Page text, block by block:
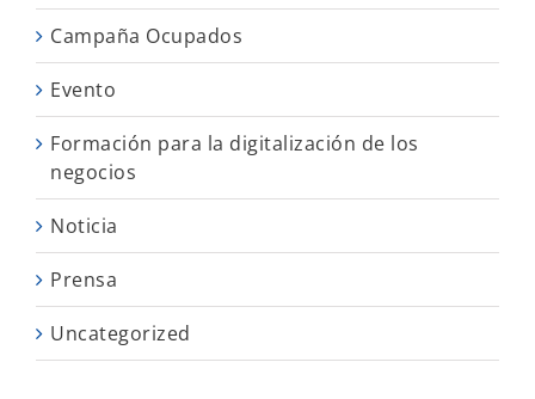
Campaña Ocupados
Evento
Formación para la digitalización de los
negocios
Noticia
Prensa
Uncategorized